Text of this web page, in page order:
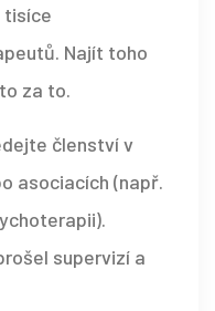
tisíce
Najít toho
za to.
členství v
asociacích (např.
supervizí a